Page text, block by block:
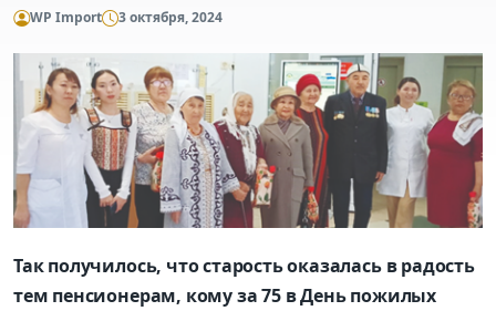
WP Import 3 октября, 2024
Так получилось, что старость оказалась в радость
тем пенсионерам, кому за 75 в День пожилых